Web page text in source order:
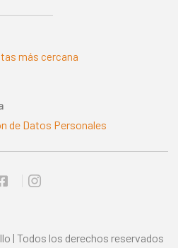
más cercana
de Datos Personales
| Todos los derechos reservados